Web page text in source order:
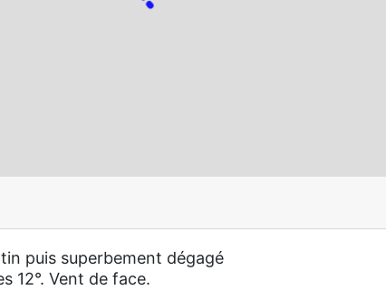
puis superbement dégagé
12°. Vent de face.